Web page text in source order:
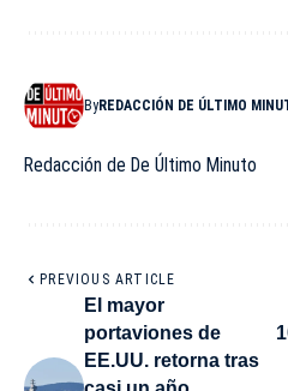
ByREDACCIÓN DE ÚLTIMO
Redacción de De Último Minuto
PREVIOUS ARTICLE
El mayor
portaviones de
EE.UU. retorna tras